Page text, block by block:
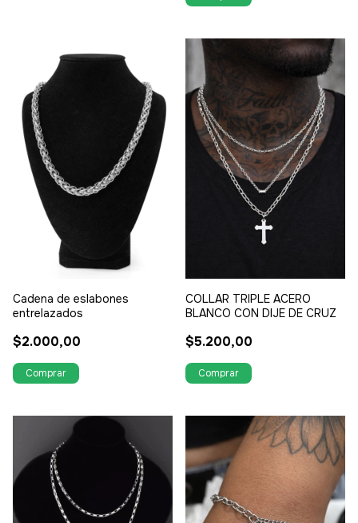
Cadena de eslabones
entrelazados
$2.000,00
COLLAR TRIPLE ACERO
BLANCO CON DIJE DE CRUZ
$5.200,00